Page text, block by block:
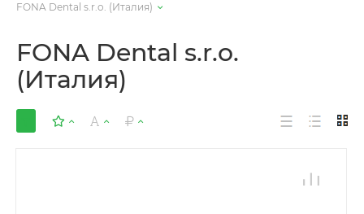
FONA Dental s.r.o. (Италия)
FONA Dental s.r.o.
(Италия)